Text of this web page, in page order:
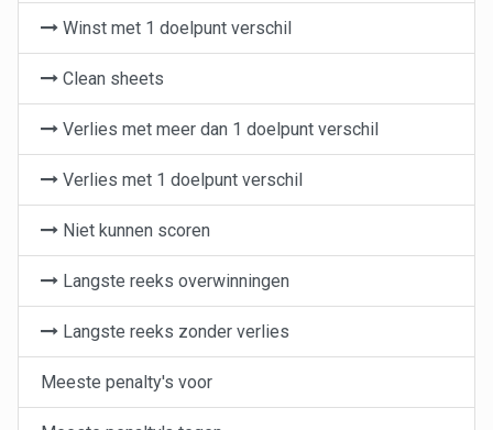
Winst met 1 doelpunt verschil
Clean sheets
Verlies met meer dan 1 doelpunt verschil
Verlies met 1 doelpunt verschil
Niet kunnen scoren
Langste reeks overwinningen
Langste reeks zonder verlies
Meeste penalty's voor